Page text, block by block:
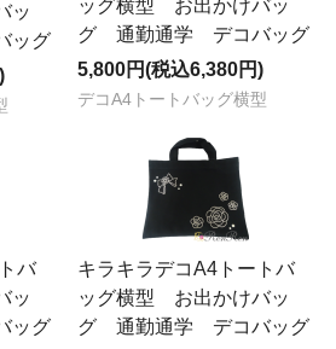
ッ
ッグ
ッグ横型 お出かけバッ
グ 通勤通学 デコバッグ
5,800円(税込6,380円)
デコA4トートバッグ横型
バ
ッ
ッグ
キラキラデコA4トートバ
ッグ横型 お出かけバッ
グ 通勤通学 デコバッグ